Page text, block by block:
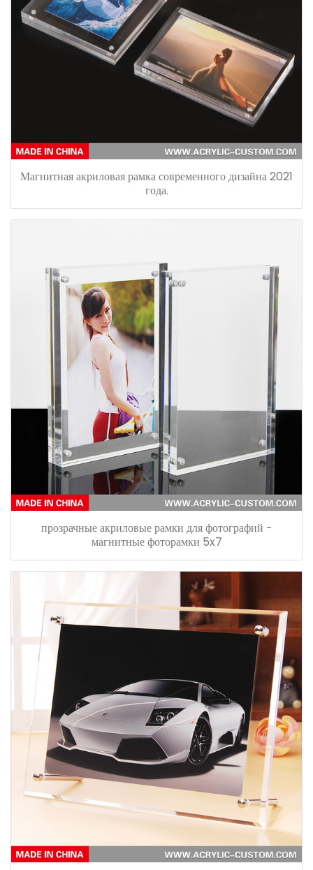
Магнитная акриловая рамка современного дизайна 2021
года.
прозрачные акриловые рамки для фотографий -
магнитные фоторамки 5x7